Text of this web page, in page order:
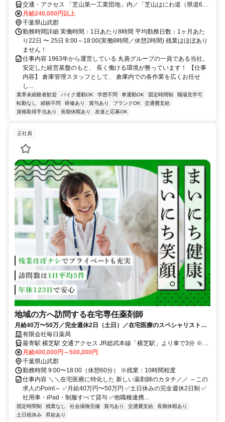
交通・アクセス 「芝山第一工業団地」内／「芝山はにわ道（県道62
号）」から車でスグ！
月給240,000円以上
千葉県山武郡
勤務時間詳細 実働時間：1日あたり8時間 平均勤務日数：1ヶ月あた
り22日 〜 25日 8:00～18:00(実働8時間／休憩2時間) 残業はほぼあり
ません！
仕事内容 1963年から運営している 丸善グループの一員である当社。
安定した経営基盤のもと、 長く働ける環境が整っています！ 【仕事
内容】 倉庫管理スタッフとして、 倉庫内での各作業を広くお任せ
し...
業界未経験者歓迎 バイク通勤OK 学歴不問 車通勤OK 固定時間制
職場見学可
転勤なし
経験不問 研修あり 賞与あり ブランクOK
交通費支給
資格取得手当あり
長期休暇あり 友達と応募OK
正社員
地域の方へ訪問する在宅専任薬剤師
月給40万〜50万／完全週休2日（土日）／在宅医療のスペシャリストと
して地域を支えるやりがい
有限会社毎日薬局
最寄駅 横芝駅 交通アクセス JR総武本線「横芝駅」より車で3分 ※車
通勤OK ※上記住所は本部の所在地です。 ※エリアでの勤務のため、
必ずしも本部へ出勤していただくわけではありません。
月給400,000円～500,000円
千葉県山武郡
勤務時間 9:00〜18:00（休憩60分） ※残業：10時間程度
仕事内容 ＼＼在宅医療に特化した 新しい薬剤師のカタチ／／ ～この
求人のPoint～ ✅月給40万円〜50万円 ✅土日休みの完全週休2日制 ✅
社用車・iPad・制服すべて貸与 ✅他職種連携...
固定時間制 残業なし 社会保険完備 賞与あり 交通費支給
長期休暇あり
土日祝休み
昇給あり